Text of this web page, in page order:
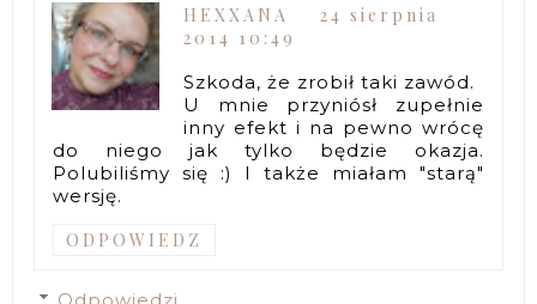
HEXXANA
24 sierpnia
2014 10:49
Szkoda, że zrobił taki zawód.
U mnie przyniósł zupełnie
inny efekt i na pewno wrócę
do niego jak tylko będzie okazja.
Polubiliśmy się :) I także miałam "starą"
wersję.
ODPOWIEDZ
Odpowiedzi